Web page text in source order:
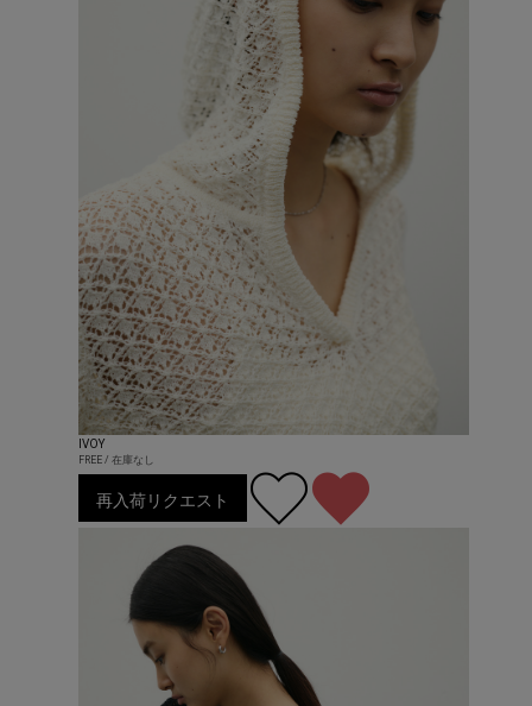
IVOY
FREE / 在庫なし
再入荷リクエスト